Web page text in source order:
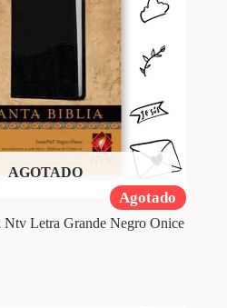
Agotado
AGOTADO
Ntv Letra Grande Negro Onice